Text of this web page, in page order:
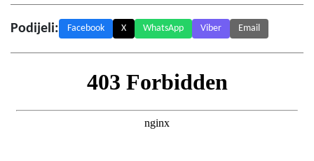
Podijeli: Facebook X WhatsApp Viber Email